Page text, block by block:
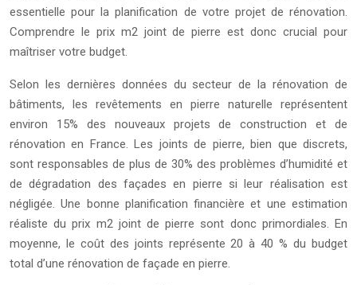
essentielle pour la planification de votre projet de rénovation.
Comprendre le prix m2 joint de pierre est donc crucial pour
maîtriser votre budget.
Selon les dernières données du secteur de la rénovation de
bâtiments, les revêtements en pierre naturelle représentent
environ 15% des nouveaux projets de construction et de
rénovation en France. Les joints de pierre, bien que discrets,
sont responsables de plus de 30% des problèmes d’humidité et
de dégradation des façades en pierre si leur réalisation est
négligée. Une bonne planification financière et une estimation
réaliste du prix m2 joint de pierre sont donc primordiales. En
moyenne, le coût des joints représente 20 à 40 % du budget
total d’une rénovation de façade en pierre.